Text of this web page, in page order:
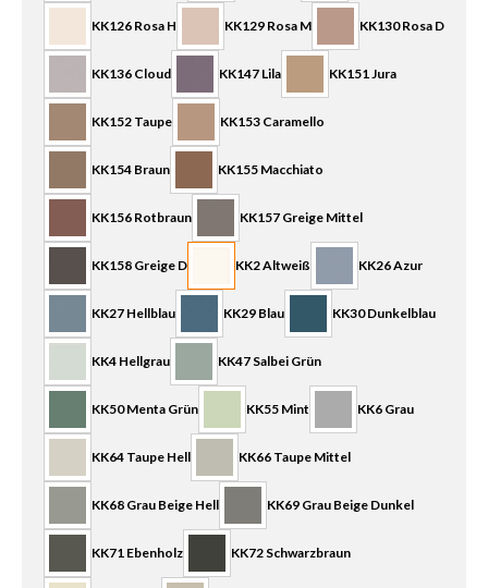
KK126 Rosa H KK129 Rosa M KK130 Rosa D
KK136 Cloud KK147 Lila KK151 Jura
KK152 Taupe KK153 Caramello
KK154 Braun KK155 Macchiato
KK156 Rotbraun KK157 Greige Mittel
KK158 Greige D KK2 Altweiß KK26 Azur
KK27 Hellblau KK29 Blau KK30 Dunkelblau
KK4 Hellgrau KK47 Salbei Grün
KK50 Menta Grün KK55 Mint KK6 Grau
KK64 Taupe Hell KK66 Taupe Mittel
KK68 Grau Beige Hell KK69 Grau Beige Dunkel
KK71 Ebenholz KK72 Schwarzbraun